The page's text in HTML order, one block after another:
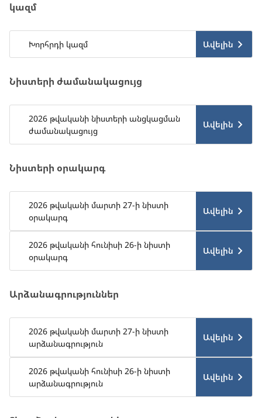
կազմ
Խորհրդի կազմ Ավելին
Նիստերի ժամանակացույց
2026 թվականի նիստերի անցկացման
ժամանակացույց
Ավելին
Նիստերի օրակարգ
2026 թվականի մարտի 27-ի նիստի
օրակարգ
Ավելին
2026 թվականի հունիսի 26-ի նիստի
օրակարգ
Ավելին
Արձանագրություններ
2026 թվականի մարտի 27-ի նիստի
արձանագրություն
Ավելին
2026 թվականի հունիսի 26-ի նիստի
արձանագրություն
Ավելին